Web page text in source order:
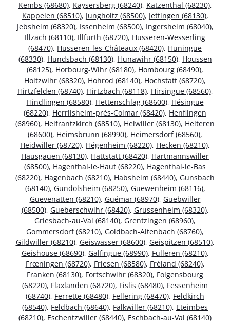
Kembs (68680), Kaysersberg (68240), Katzenthal (68230),
Kappelen (68510), Jungholtz (68500), Jettingen (68130),
Jebsheim (68320), Issenheim (68500), Ingersheim (68040),
Illzach (68110), Illfurth (68720), Husseren-Wesserling
(68470), Husseren-les-Châteaux (68420), Huningue
(68330), Hundsbach (68130), Hunawihr (68150), Houssen
(68125), Horbourg-Wihr (68180), Hombourg (68490),
Holtzwihr (68320), Hohrod (68140), Hochstatt (68720),
Hirtzfelden (68740), Hirtzbach (68118), Hirsingue (68560),
Hindlingen (68580), Hettenschlag (68600), Hésingue
(68220), Herrlisheim-près-Colmar (68420), Henflingen
(68960), Helfrantzkirch (68510), Heiwiller (68130), Heiteren
(68600), Heimsbrunn (68990), Heimersdorf (68560),
Heidwiller (68720), Hégenheim (68220), Hecken (68210),
Hausgauen (68130), Hattstatt (68420), Hartmannswiller
(68500), Hagenthal-le-Haut (68220), Hagenthal-le-Bas
(68220), Hagenbach (68210), Habsheim (68440), Gunsbach
(68140), Gundolsheim (68250), Guewenheim (68116),
Guevenatten (68210), Guémar (68970), Guebwiller
(68500), Gueberschwihr (68420), Grussenheim (68320),
Griesbach-au-Val (68140), Grentzingen (68960),
Gommersdorf (68210), Goldbach-Altenbach (68760),
Gildwiller (68210), Geiswasser (68600), Geispitzen (68510),
Geishouse (68690), Galfingue (68990), Fulleren (68210),
Frœningen (68720), Friesen (68580), Fréland (68240),
Franken (68130), Fortschwihr (68320), Folgensbourg
(68220), Flaxlanden (68720), Fislis (68480), Fessenheim
(68740), Ferrette (68480), Fellering (68470), Feldkirch
(68540), Feldbach (68640), Falkwiller (68210), Eteimbes
(68210), Eschentzwiller (68440), Eschbach-au-Val (68140)